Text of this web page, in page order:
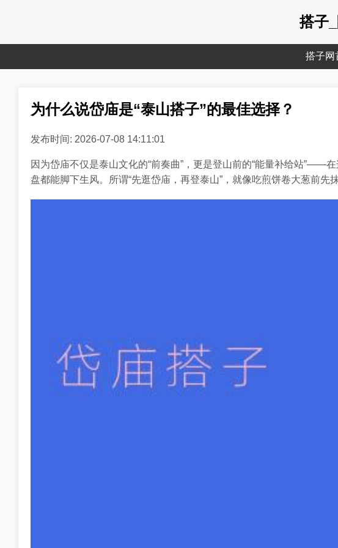
搭子
搭子网
为什么说岱庙是“泰山搭子”的最佳选择？
发布时间: 2026-07-08 14:11:01
因为岱庙不仅是泰山文化的“前奏曲”，更是登山前的“能量补给站”——
盘都能脚下生风。所谓“先逛岱庙，再登泰山”，就像吃煎饼卷大葱前先